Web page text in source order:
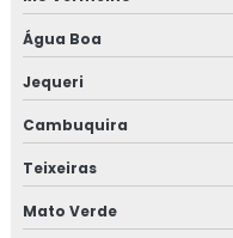
Água Boa
Jequeri
Cambuquira
Teixeiras
Mato Verde